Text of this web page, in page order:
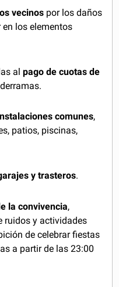
vecinos por los daños
los elementos
alpago de cuotas de
comunes,
patios, piscinas,
y trasteros.
la convivencia,
ruidos y actividades
de celebrar fiestas
a partir de las 23:00